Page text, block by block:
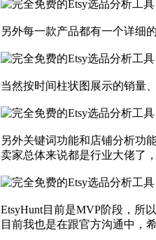
另外每一款产品都有一个详细
当然按时间柱状图展示的销量
另外关键词功能和店铺分析功
卖家总体来说都是行业大佬了
EtsyHunt目前是MVP阶段，所
目前我也是在跟官方沟通中，